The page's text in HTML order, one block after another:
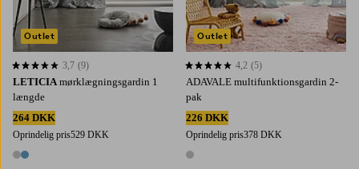
LETICIA mørklægningsgardin 1
længde
264 DKK
Oprindelig pris529 DKK
2 farver
3,7 baseret på 9 bedømmelser
3,7 (9)
Outlet
ADAVALE multifunktionsgardin 2-
pak
226 DKK
Oprindelig pris378 DKK
1 farve
4,2 baseret på 5 bedømmelser
4,2 (5)
Outlet